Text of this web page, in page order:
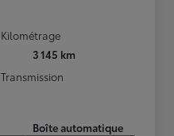
Kilométrage
3 145 km
Transmission
Boîte automatique